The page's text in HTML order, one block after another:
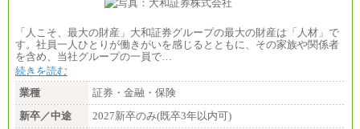
「人こそ、最大の財産」大和証券グループの最大の財産は「人材」で
す。社員一人ひとりが働きがいを感じるとともに、その家族や関係者
を含め、当社グループの一員で…
続きを読む
業種
証券・金融・保険
新卒／中途
2027新卒のみ(既卒3年以内可)